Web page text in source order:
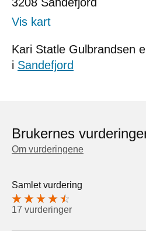
Vis kart
Kari Statle Gulbrandsen
i Sandefjord
Brukernes
Om vurderingene
Samlet vurdering
17 vurderinger